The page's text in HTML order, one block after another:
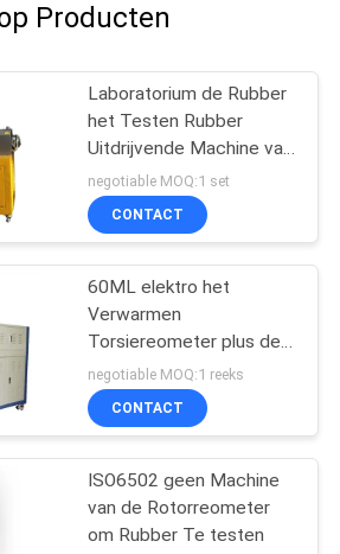
Producten
Laboratorium de Rubber
het Testen Rubber
Uitdrijvende Machine van
de Machine
Tweelingschroef voor
pvc-de PA van PC
negotiable MOQ:1 set
CONTACT
60ML elektro het
Verwarmen
Torsiereometer plus de
Waaier 0-300Nm van de
Mixertorsie
negotiable MOQ:1 reeks
CONTACT
ISO6502 geen Machine
van de Rotorreometer
om Rubber Te testen